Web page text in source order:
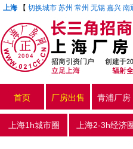
上海 【 切换城市 苏州 常州 无锡 嘉兴 南
首页 厂房出售 青浦厂房
上海1h城市圈 上海2-3h经济